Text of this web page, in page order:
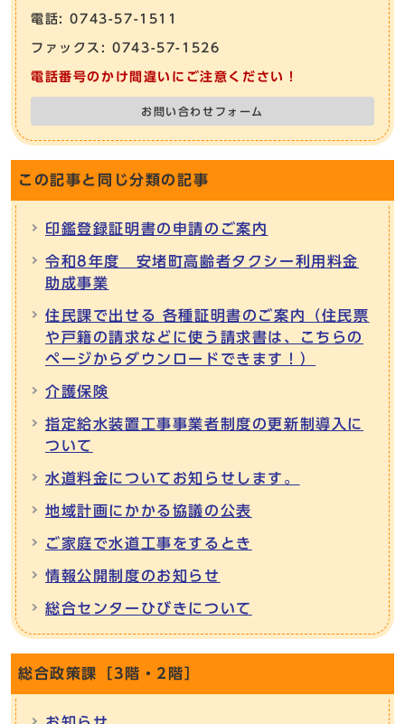
電話: 0743-57-1511
ファックス: 0743-57-1526
電話番号のかけ間違いにご注意ください！
お問い合わせフォーム
この記事と同じ分類の記事
印鑑登録証明書の申請のご案内
令和8年度 安堵町高齢者タクシー利用料金
助成事業
住民課で出せる 各種証明書のご案内（住民票
や戸籍の請求などに使う請求書は、こちらの
ページからダウンロードできます！）
介護保険
指定給水装置工事事業者制度の更新制導入に
ついて
水道料金についてお知らせします。
地域計画にかかる協議の公表
ご家庭で水道工事をするとき
情報公開制度のお知らせ
総合センターひびきについて
総合政策課［3階・2階］